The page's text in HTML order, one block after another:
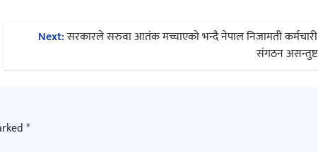
Next:सरकारले सरुवा आतंक मच्चाएको भन्दै नेपाल निजामती कर्मचारी
संगठन असन्तुष्ट
*